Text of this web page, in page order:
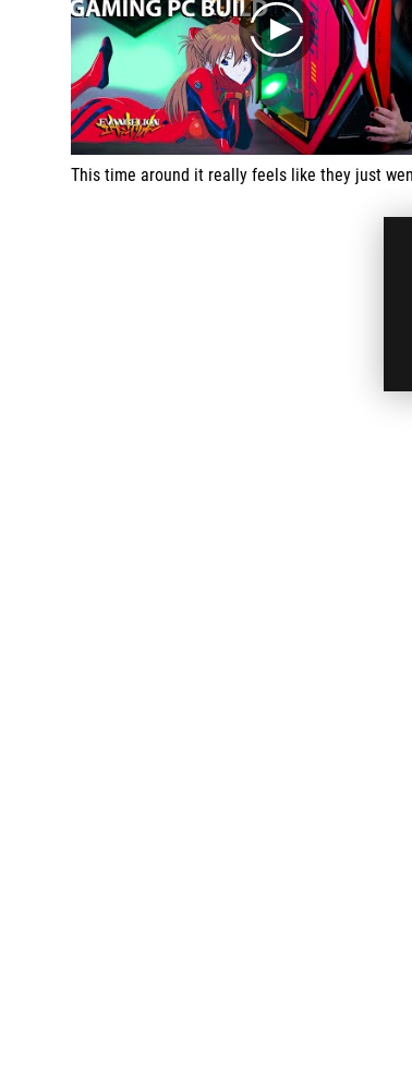
play
This time around it really feels like they just